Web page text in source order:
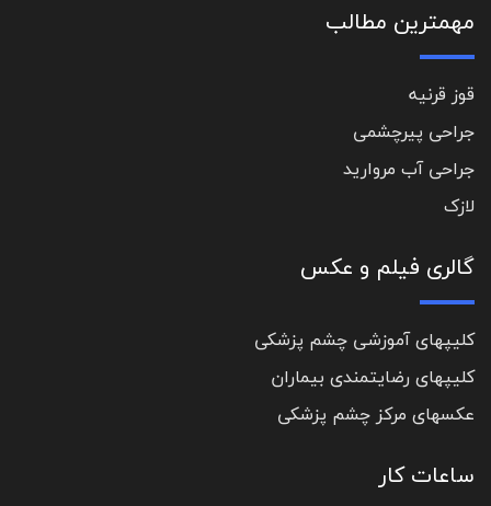
مهمترین مطالب
قوز قرنیه
جراحی پیرچشمی
جراحی آب مروارید
لازک
گالری فیلم و عکس
کلیپهای آموزشی چشم پزشکی
کلیپهای رضایتمندی بیماران
عکسهای مرکز چشم پزشکی
ساعات کار